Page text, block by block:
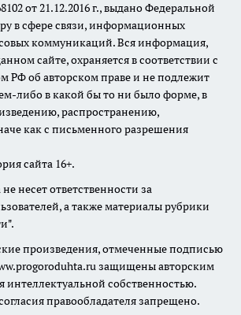
от 21.12.2016 г., выдано Федеральной
в сфере связи, информационных
коммуникаций. Вся информация,
сайте, охраняется в соответствии с
РФ об авторском праве и не подлежит
либо в какой бы то ни было форме, в
распространению,
как с письменного разрешения
сайта 16+.
несет ответственности за
а также материалы рубрики
произведения, отмеченные подписью
защищены авторским
интеллектуальной собственностью.
правообладателя запрещено.